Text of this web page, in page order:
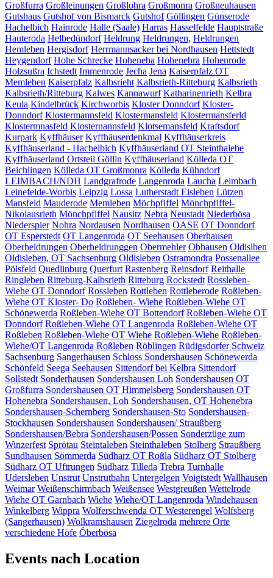
Großfurra Großleinungen Großlohra Großmonra Großneuhausen
Gutshaus Gutshof von Bismarck Gutshof Göllingen Günserode
Hachelbich Hainrode Halle (Saale) Harras Hasselfelde Hauptstraße
Hauteroda Helbedündorf Heldrung Heldrungen, Heldrungen
Hemleben Hergisdorf Herrmannsacker bei Nordhausen Hettstedt
Heygendorf Hohe Schrecke Hoheneba Hohenebra Hohenrode
Holzsußra Ichstedt Immenrode Jecha Jena Kaiserpfalz OT
Memleben Kaiserpfalz Kalbsrieht Kalbsrieth-Ritteburg Kalbsrieth
Kalbsrieth/Ritteburg Kalwes Kannawurf Katharinenrieth Kelbra
Keula Kindelbrück Kirchworbis Kloster Donndorf Kloster-
Donndorf Klostermannsfeld Klostermansfeld Klostermansferld
Klostermnasfeld Klosternannsfeld Klotsemansfeld Kraftsdorf
Kurpark Kyffhäuser Kyffhäuserdenkmal Kyffhäuserkreis
Kyffhäuserland - Hachelbich Kyffhäuserland OT Steinthalebe
Kyffhäuserland Ortsteil Göllin Kyffhäuserland Kölleda OT
Beichlingen Kölleda OT Großmonra Kölleda Kühndorf
LEIMBACH/NDH Landgrafrode Langenroda Laucha Leimbach
Leinefelde-Worbis Leipzig Lossa Lutherstadt Eisleben Lützen
Mansfeld Mauderode Memleben Möchpfiffel Mönchpfiffel-
Nikolausrieth Mönchpfiffel Nausitz Nebra Neustadt Niederbösa
Niederspier Nohra Nordausen Nordhausen OASE OT Donndorf
OT Esperstedt OT Langenroda OT Seehausen Oberhausen
Oberheldrungen Oberheldrunggen Obermehler Obhausen Oldislben
Oldisleben, OT Sachsenburg Oldisleben Ostramondra Possenallee
Pölsfeld Quedlinburg Querfurt Rastenberg Reinsdorf Reithalle
Ringleben Ritteburg-Kalbsrieth Ritteburg Rockstedt Rossleben-
Wiehe OT Donndorf Rossleben Rottleben Rottleberode Roßleben-
Wiehe OT Kloster- Do Roßleben- Wiehe Roßleben-Wiehe OT
Schönewerda Roßleben-Wiehe OT Bottendorf Roßleben-Wiehe OT
Donndorf Roßleben-Wiehe OT Langenroda Roßleben-Wiehe OT
Roßleben Roßleben-Wiehe OT Wiehe Roßleben-Wiehe Roßleben-
Wiehe/OT Langenroda Roßleben Röblingen Rüdigsdorfer Schweiz
Sachsenburg Sangerhausen Schloss Sondershausen Schönewerda
Schönfeld Seega Seehausen Sittendorf bei Kelbra Sittendorf
Sollstedt Sonderhausen Sondershausen Loh Sondershausen OT
Großfurra Sondershausen OT Himmelsberg Sondershausen OT
Hohenebra Sondershausen, Loh Sondershausen, OT Hohenebra
Sondershausen-Schernberg Sondershausen-Sto Sondershausen-
Stockhausen Sondershausen Sondershausen/ Straußberg
Sondershausen/Bebra Sondershausen/Possen Sonderzüge zum
Winzerfest Sprötau Steintaleben Steinthaleben Stolberg Straußberg
Sundhausen Sömmerda Südharz OT Roßla Südharz OT Stolberg
Südharz OT Uftrungen Südharz Tilleda Trebra Turnhalle
Udersleben Unstrut Unstrutbahn Untergelgen Voigtstedt Wallhausen
Weimar Weißenschirmbach Weißensee Westgreußen Wettelrode
Wiehe OT Garnbach Wiehe Wiehe/OT Langenroda Windehausen
Winkelberg Wippra Wolferschwenda OT Westerengel Wolfsberg
(Sangerhausen) Wolkramshausen Ziegelroda mehrere Orte
verschiedene Höfe Ôberbösa
Events nach Location